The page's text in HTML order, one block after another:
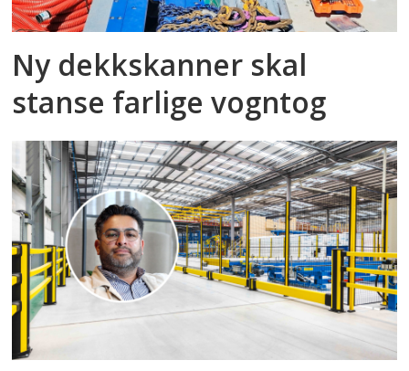
Ny dekkskanner skal
stanse farlige vogntog